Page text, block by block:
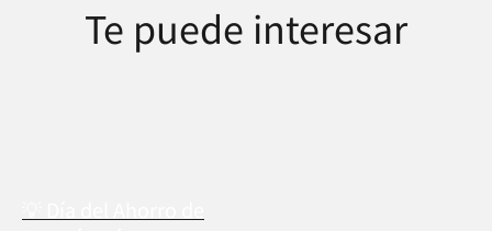
Te puede interesar